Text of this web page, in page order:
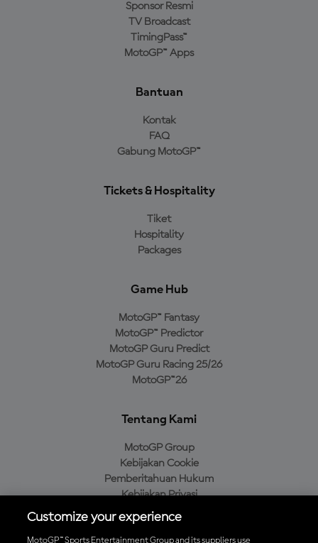
Sponsor Resmi
TV Broadcast
TimingPass™
MotoGP™ Apps
Bantuan
Kontak
FAQ
Gabung MotoGP™
Tickets & Hospitality
Tiket
Hospitality
Packages
Game Hub
MotoGP™ Fantasy
MotoGP™ Predictor
MotoGP Guru Predict
MotoGP Guru Racing 25/26
MotoGP™26
Tentang Kami
MotoGP Group
Kebijakan Cookie
Pemberitahuan Hukum
Kebijakan Privasi
Kebijakan Pembelian
Customize your experience
MotoGP™ Sports Entertainment Group and its suppliers use